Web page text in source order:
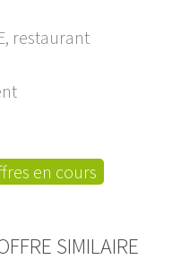
restaurant
en cours
SIMILAIRE